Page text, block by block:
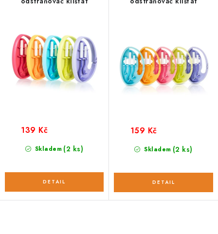
Skladem (2 ks)
139 Kč
Skladem (2 ks)
159 Kč